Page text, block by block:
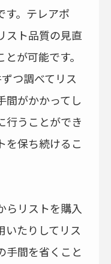
す。テレアポ
スト品質の見直
が可能です。
つ調べてリス
間がかかってし
行うことができ
を保ち続けるこ
らリストを購入
いたりしてリス
手間を省くこと